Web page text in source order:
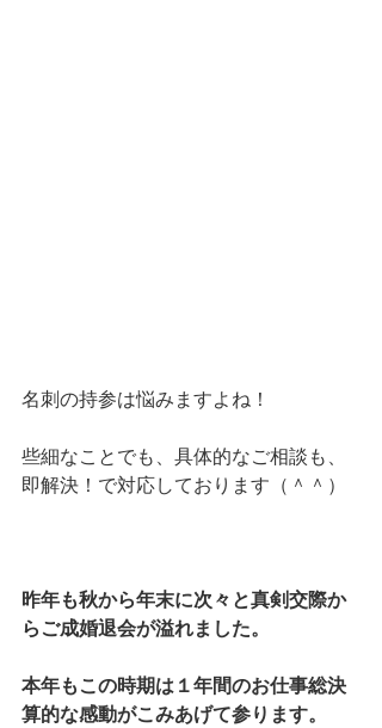
名刺の持参は悩みますよね！
些細なことでも、具体的なご相談も、
即解決！で対応しております（＾＾）
昨年も秋から年末に次々と真剣交際か
らご成婚退会が溢れました。
本年もこの時期は１年間のお仕事総決
算的な感動がこみあげて参ります。